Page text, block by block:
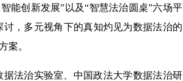
能创新发展”以及“智慧法治圆桌”六场平
，多元视角下的真知灼见为数据法治的
案。
治实验室、中国政法大学数据法治研